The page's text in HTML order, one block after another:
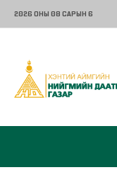
2026 ОНЫ 08 САРЫН 6